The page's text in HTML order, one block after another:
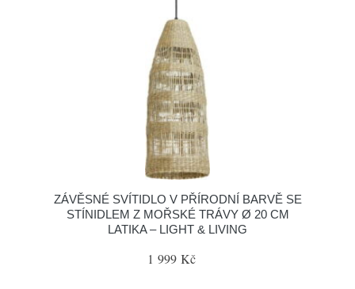
ZÁVĚSNÉ SVÍTIDLO V PŘÍRODNÍ BARVĚ SE
STÍNIDLEM Z MOŘSKÉ TRÁVY Ø 20 CM
LATIKA – LIGHT & LIVING
1 999 Kč